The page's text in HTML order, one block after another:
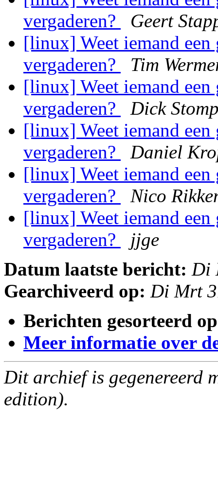
vergaderen?
Geert
[linux] Weet iemand
vergaderen?
Tim
[linux] Weet iemand
vergaderen?
Dick
[linux] Weet iemand
vergaderen?
Daniel
[linux] Weet iemand
vergaderen?
Nico
[linux] Weet iemand
vergaderen?
jjge
Datum laatste bericht: Di
Gearchiveerd op: Di Mrt
Berichten gesorteerd
Meer informatie over
Dit archief is gegenereerd
edition).